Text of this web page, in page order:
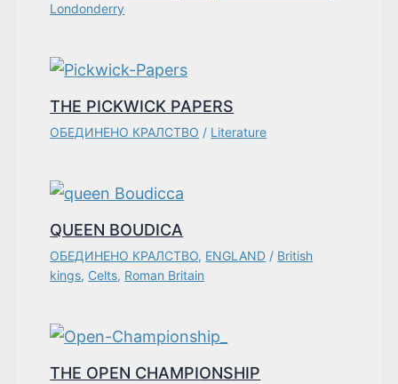
Londonderry
THE PICKWICK PAPERS
ОБЕДИНЕНО КРАЛСТВО / Literature
QUEEN BOUDICA
ОБЕДИНЕНО КРАЛСТВО, ENGLAND / British
kings, Celts, Roman Britain
THE OPEN CHAMPIONSHIP